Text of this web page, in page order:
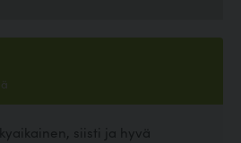
siisti ja hyvä